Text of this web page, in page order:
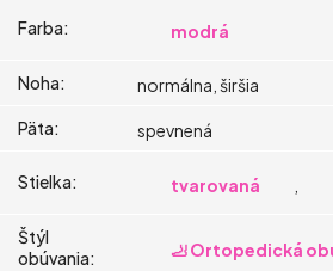
Farba: modrá
Noha:
normálna, širšia
Päta: spevnená
Stielka: tvarovaná
Štýl
obúvania: 🦶 Ortopedická